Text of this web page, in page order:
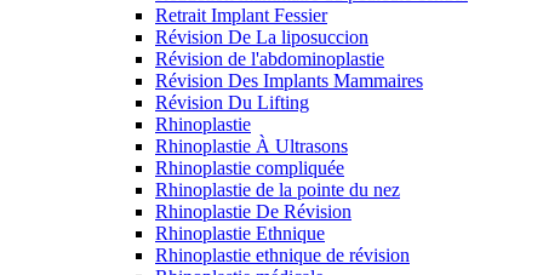
Retrait Implant Fessier
Révision De La liposuccion
Révision de l'abdominoplastie
Révision Des Implants Mammaires
Révision Du Lifting
Rhinoplastie
Rhinoplastie À Ultrasons
Rhinoplastie compliquée
Rhinoplastie de la pointe du nez
Rhinoplastie De Révision
Rhinoplastie Ethnique
Rhinoplastie ethnique de révision